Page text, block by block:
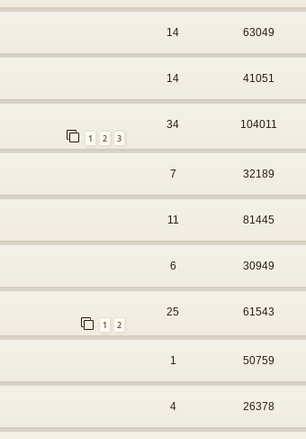
14 63049
14 41051
1 2 3
34 104011
7 32189
11 81445
6 30949
1 2
25 61543
1 50759
4 26378